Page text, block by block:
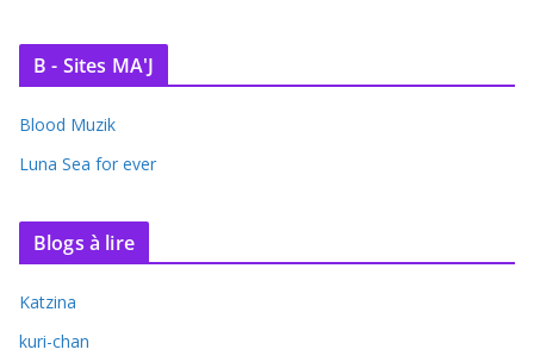
B - Sites MA'J
Blood Muzik
Luna Sea for ever
Blogs à lire
Katzina
kuri-chan